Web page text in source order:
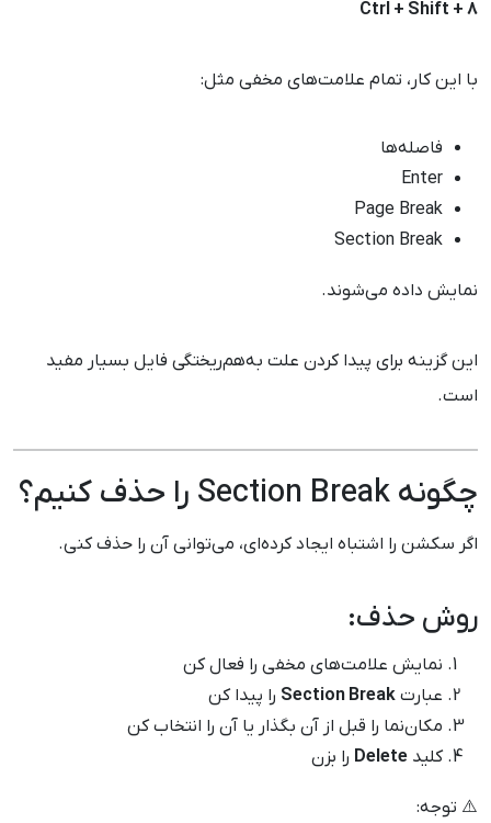
Ctrl + Shift + 8
با این کار، تمام علامت‌های مخفی مثل:
فاصله‌ها
Enter
Page Break
Section Break
نمایش داده می‌شوند.
این گزینه برای پیدا کردن علت به‌هم‌ریختگی فایل بسیار مفید
است.
چگونه Section Break را حذف کنیم؟
اگر سکشن را اشتباه ایجاد کرده‌ای، می‌توانی آن را حذف کنی.
روش حذف:
نمایش علامت‌های مخفی را فعال کن
عبارت Section Break را پیدا کن
مکان‌نما را قبل از آن بگذار یا آن را انتخاب کن
کلید Delete را بزن
⚠️ توجه: